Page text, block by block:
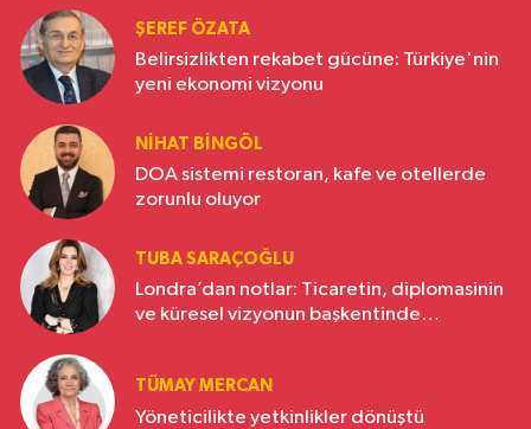
ŞEREF ÖZATA
Belirsizlikten rekabet gücüne: Türkiye'nin
yeni ekonomi vizyonu
NIHAT BINGÖL
DOA sistemi restoran, kafe ve otellerde
zorunlu oluyor
TUBA SARAÇOĞLU
Londra’dan notlar: Ticaretin, diplomasinin
ve küresel vizyonun başkentinde
TÜMAY MERCAN
Yöneticilikte yetkinlikler dönüştü